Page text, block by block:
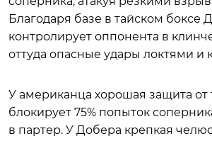
Благодаря базе в тайском боксе
контролирует оппонента в
оттуда опасные удары локтями и
У американца хорошая защита от
блокирует 75% попыток
в партер. У Добера крепкая